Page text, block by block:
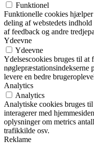
Funktionel
Funktionelle cookies
deling af webstedets
af feedback og andre
Ydeevne
Ydeevne
Ydelsescookies bruges til at
nøglepræstationsindekserne
levere en bedre
Analytics
Analytics
Analytiske cookies bruges
interagerer med
oplysninger om metrics
trafikkilde osv.
Reklame